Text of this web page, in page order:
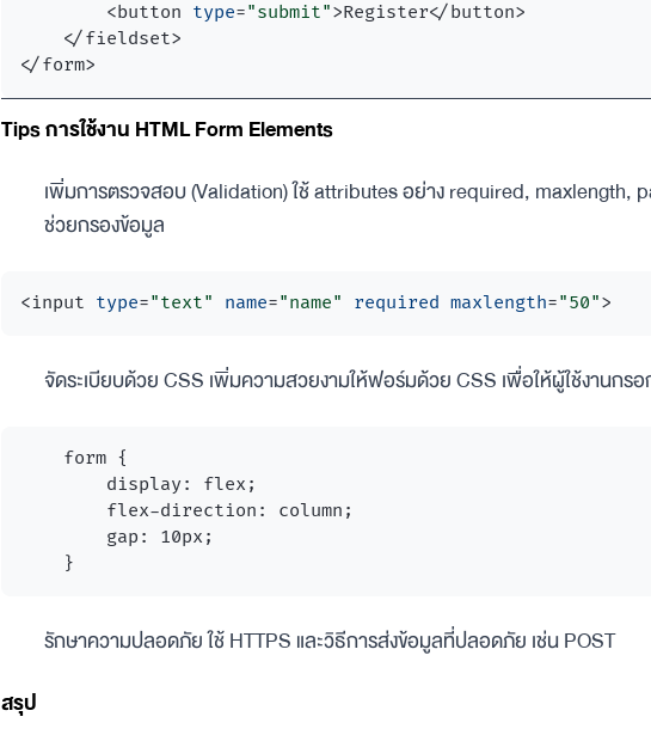
<button type="submit">Register</button>
</fieldset>
</form>
Tips การใช้งาน HTML Form Elements
เพิ่มการตรวจสอบ (Validation) ใช้ attributes อย่าง required, maxlength,
ช่วยกรองข้อมูล
<input type="text" name="name" required maxlength="50">
จัดระเบียบด้วย CSS เพิ่มความสวยงามให้ฟอร์มด้วย CSS เพื่อให้ผู้ใช้งานกร
    form {
        display: flex;
        flex-direction: column;
        gap: 10px;
รักษาความปลอดภัย ใช้ HTTPS และวิธีการส่งข้อมูลที่ปลอดภัย เช่น POST
สรุป